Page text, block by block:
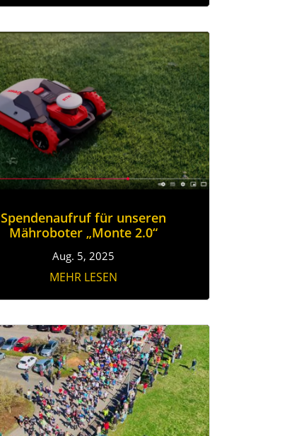
Spendenaufruf für unseren
Mähroboter „Monte 2.0“
Aug. 5, 2025
MEHR LESEN